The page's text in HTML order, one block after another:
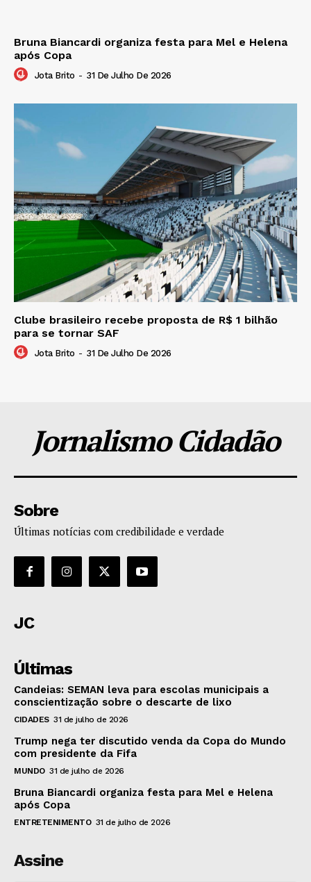
Bruna Biancardi organiza festa para Mel e Helena
após Copa
Jota Brito - 31 De Julho De 2026
Clube brasileiro recebe proposta de R$ 1 bilhão
para se tornar SAF
Jota Brito - 31 De Julho De 2026
Jornalismo Cidadão
Sobre
Últimas notícias com credibilidade e verdade
JC
Últimas
Candeias: SEMAN leva para escolas municipais a
conscientização sobre o descarte de lixo
CIDADES 31 de julho de 2026
Trump nega ter discutido venda da Copa do Mundo
com presidente da Fifa
MUNDO 31 de julho de 2026
Bruna Biancardi organiza festa para Mel e Helena
após Copa
ENTRETENIMENTO 31 de julho de 2026
Assine